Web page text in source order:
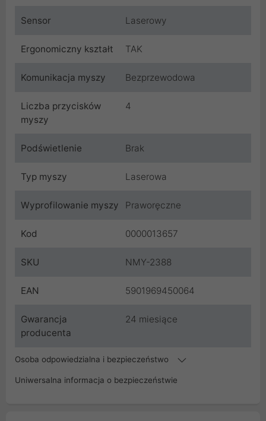
Sensor Laserowy
Ergonomiczny kształt TAK
Komunikacja myszy Bezprzewodowa
Liczba przycisków
myszy
4
Podświetlenie Brak
Typ myszy Laserowa
Wyprofilowanie myszy Praworęczne
Kod 0000013657
SKU NMY-2388
EAN 5901969450064
Gwarancja
producenta
24 miesiące
Osoba odpowiedzialna i bezpieczeństwo
Uniwersalna informacja o bezpieczeństwie